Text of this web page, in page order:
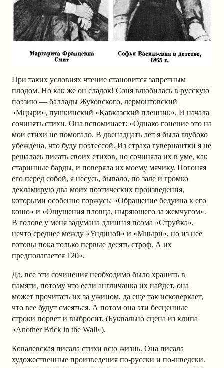
При таких условиях чтение становится запретным
плодом. Но как же он сладок! Соня влюбилась в русскую
поэзию — баллады Жуковского, лермонтовский
«Мцыри», пушкинский «Кавказский пленник». И начала
сочинять стихи. Она вспоминает: «Однако гонение это на
мои стихи не помогало. В двенадцать лет я была глубоко
убеждена, что буду поэтессой. Из страха гувернантки я не
решалась писать своих стихов, но сочиняла их в уме, как
старинные барды, и поверяла их моему мячику. Погоняя
его перед собой, я несусь, бывало, по зале и громко
декламирую два моих поэтических произведения,
которыми особенно горжусь: «Обращение бедуина к его
коню» и «Ощущения пловца, ныряющего за жемчугом».
В голове у меня задумана длинная поэма «Струйка»,
нечто среднее между «Ундиной» и «Мцыри», но из нее
готовы пока только первые десять строф. А их
предполагается 120».
Да, все эти сочинения необходимо было хранить в
памяти, потому что если англичанка их найдет, она
может прочитать их за ужином, да еще так исковеркает,
что все будут смеяться. А потом она эти бесценные
строки порвет и выбросит. (Буквально сцена из клипа
«Another Brick in the Wall»).
Ковалевская писала стихи всю жизнь. Она писала
художественные произведения по-русски и по-шведски.